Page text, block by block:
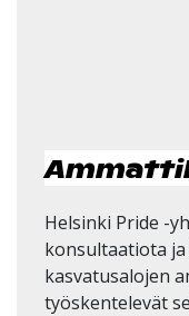
Helsinki Pride -
konsultaatiota
kasvatusalojen
työskentelevät